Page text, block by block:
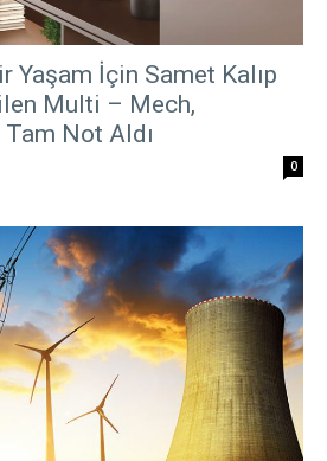
Yaşam İçin Samet Kalıp
Multi – Mech,
Tam Not Aldı
0